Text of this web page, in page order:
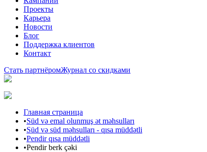
Проекты
Карьера
Новости
Блог
Поддержка клиентов
Контакт
Стать партнёромЖурнал со скидками
Главная страница
•Süd və emal olunmuş ət məhsulları
•Süd və süd məhsulları - qısa müddətli
•Pendir qısa müddətli
•Pendir berk çəki